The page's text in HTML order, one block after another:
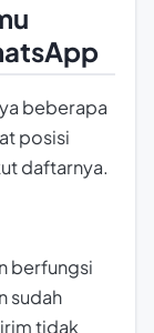
beberapa
posisi
daftarnya.
berfungsi
sudah
tidak